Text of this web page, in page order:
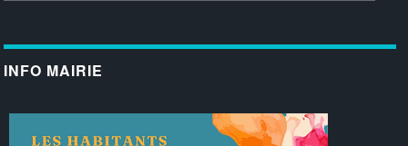
INFO MAIRIE